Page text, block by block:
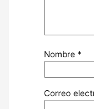
Nombre *
Correo